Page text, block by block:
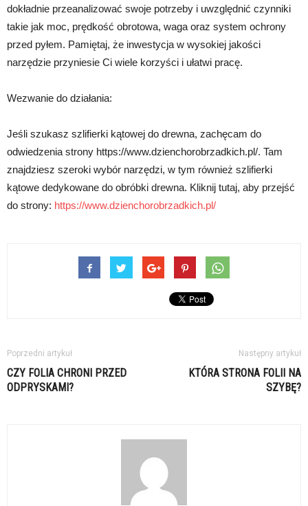
dokładnie przeanalizować swoje potrzeby i uwzględnić czynniki
takie jak moc, prędkość obrotowa, waga oraz system ochrony
przed pyłem. Pamiętaj, że inwestycja w wysokiej jakości
narzędzie przyniesie Ci wiele korzyści i ułatwi pracę.
Wezwanie do działania:
Jeśli szukasz szlifierki kątowej do drewna, zachęcam do
odwiedzenia strony https://www.dzienchorobrzadkich.pl/. Tam
znajdziesz szeroki wybór narzędzi, w tym również szlifierki
kątowe dedykowane do obróbki drewna. Kliknij tutaj, aby przejść
do strony: https://www.dzienchorobrzadkich.pl/
Poprzedni artykuł
CZY FOLIA CHRONI PRZED
ODPRYSKAMI?
Następny artykuł
KTÓRA STRONA FOLII NA
SZYBĘ?